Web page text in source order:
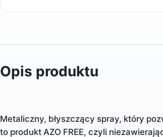
Opis produktu
Metaliczny, błyszczący spray, który
to produkt AZO FREE, czyli